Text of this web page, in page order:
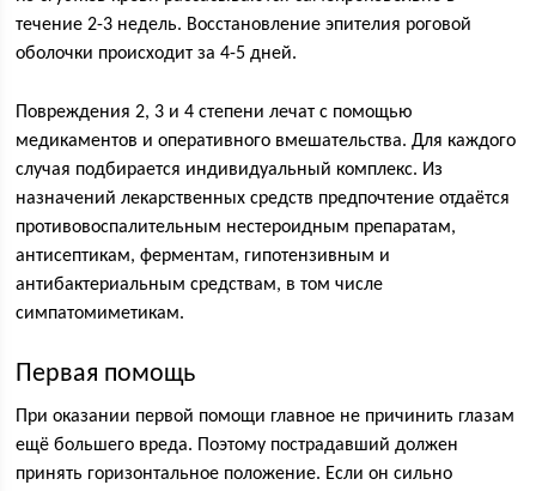
течение 2-3 недель. Восстановление эпителия роговой
оболочки происходит за 4-5 дней.
Повреждения 2, 3 и 4 степени лечат с помощью
медикаментов и оперативного вмешательства. Для каждого
случая подбирается индивидуальный комплекс. Из
назначений лекарственных средств предпочтение отдаётся
противовоспалительным нестероидным препаратам,
антисептикам, ферментам, гипотензивным и
антибактериальным средствам, в том числе
симпатомиметикам.
Первая помощь
При оказании первой помощи главное не причинить глазам
ещё большего вреда. Поэтому пострадавший должен
принять горизонтальное положение. Если он сильно